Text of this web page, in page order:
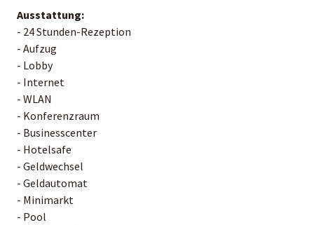
Ausstattung:
- 24 Stunden-Rezeption
- Aufzug
- Lobby
- Internet
- WLAN
- Konferenzraum
- Businesscenter
- Hotelsafe
- Geldwechsel
- Geldautomat
- Minimarkt
- Pool